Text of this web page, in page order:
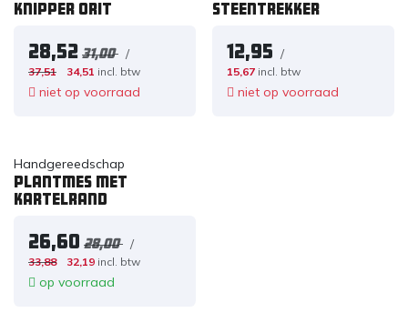
knipper ORIT
28,52 31,00 /
37,51 34,51 incl. btw
niet op voorraad
steentrekker
12,95 /
15,67 incl. btw
niet op voorraad
Handgereedschap
Plantmes met
kartelrand
26,60 28,00 /
33,88 32,19 incl. btw
op voorraad